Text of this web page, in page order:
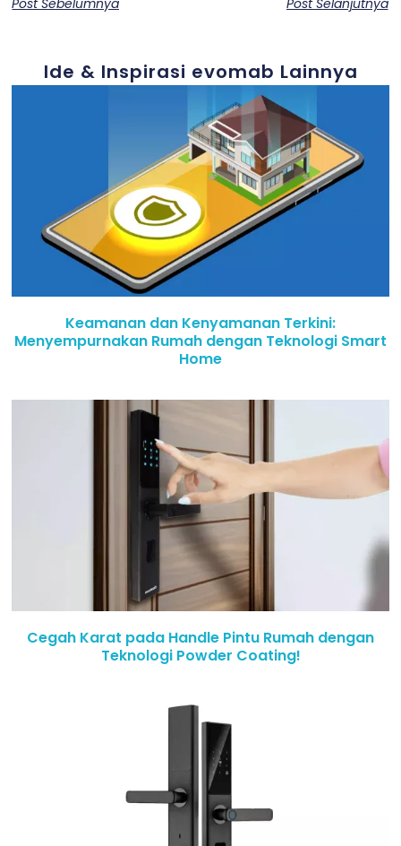
Ide & Inspirasi evomab Lainnya
Keamanan dan Kenyamanan Terkini:
Menyempurnakan Rumah dengan Teknologi Smart
Home
Cegah Karat pada Handle Pintu Rumah dengan
Teknologi Powder Coating!